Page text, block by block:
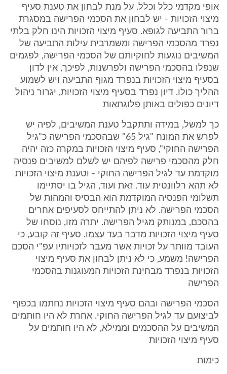
אופי מקדמי כלל וכלל. על מנת לבחון את טענת סעיף
מיצוי הזכויות - יש לבחון את הסכמי הפרישה במסגרת
ברור התביעה לגופא. סעיף מיצוי הזכויות הינו חלק בלתי
נפרד מהסכמי הפרישה ומשמרבית עילות התביעה של
המשיבים נוגעות לחוקיותם של הסכמי הפרישה, לפגמים
שנפלו בהסכמי הפרישה ולפרשנות, לפיכך, אין לדון
בסעיף מיצוי הזכויות בנפרד מגוף התביעה ויש לשמוע
ההליך כולו. דיון נפרד בסעיף מיצוי הזכויות, יגרור ניהול
דיונים כפולים באותן פלוגתאות
כך למשל, במידה ותתקבל טענת המשיבים, לפיה יש
לפרש את המונח "גיל 65" שבהסכמי הפרישה כ"גיל
הפרישה החוקי", סעיף מיצוי הזכויות במקרה כזה יהיה
חלק מהסכמי פרישה לפיהם יש לשלם למשיבים פנסיה
מוקדמת עד לגיל הפרישה החוקי - וטענת מיצוי הזכויות
לא תהא רלוונטית עוד. זאת ועוד, הגיל בו יסתיימו
תשלומי הפנסיה המוקדמת הוא הבסיס והמהות של
הסכמי הפרישה. לא ניתן להתייחס לסעיפים אחרים
בהסכם, במנותק מגיל הפרישה. יתרה מזו, נוסחו של
סעיף מיצוי הזכויות מדבר בעד עצמו. סעיף זה קובע, כי
העובד מוותר על זכויות אשר מעבר לזכויותיו עפ"י הסכם
הפרישה! משמע, כי לא ניתן לבחון את סעיף מיצוי
הזכויות בנפרד מבחינת הזכויות המעוגנות בהסכמי
הפרישה
הסכמי הפרישה ובהם סעיף מיצוי הזכויות נחתמו בכפוף
לביצועם עד לגיל הפרישה החוקי. אחרת לא היו חותמים
המשיבים על ההסכמים וממילא, לא היו חותמים על
סעיף מיצוי הזכויות
כימות